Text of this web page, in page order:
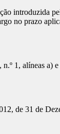
introduzida
no prazo
1, alíneas a)
de 31 de